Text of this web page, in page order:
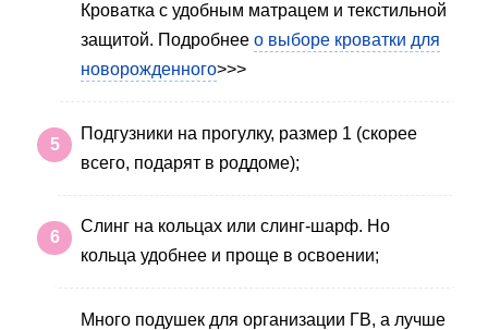
Кроватка с удобным матрацем и текстильной
защитой. Подробнее о выборе кроватки для
новорожденного>>>
Подгузники на прогулку, размер 1 (скорее
всего, подарят в роддоме);
Слинг на кольцах или слинг-шарф. Но
кольца удобнее и проще в освоении;
Много подушек для организации ГВ, а лучше